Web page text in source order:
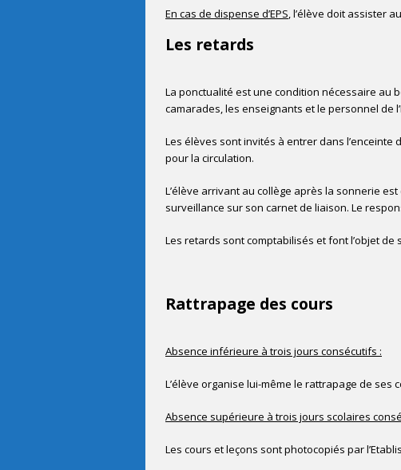
En cas de dispense d’EPS, l’élève doit assister
Les retards
La ponctualité est une condition nécessaire au
camarades, les enseignants et le personnel de
Les élèves sont invités à entrer dans l’enceinte
pour la circulation.
L’élève arrivant au collège après la sonnerie
surveillance sur son carnet de liaison. Le
Les retards sont comptabilisés et font l’objet
Rattrapage des cours
Absence inférieure à trois jours consécutifs :
L’élève organise lui-même le rattrapage de
Absence supérieure à trois jours scolaires
Les cours et leçons sont photocopiés par